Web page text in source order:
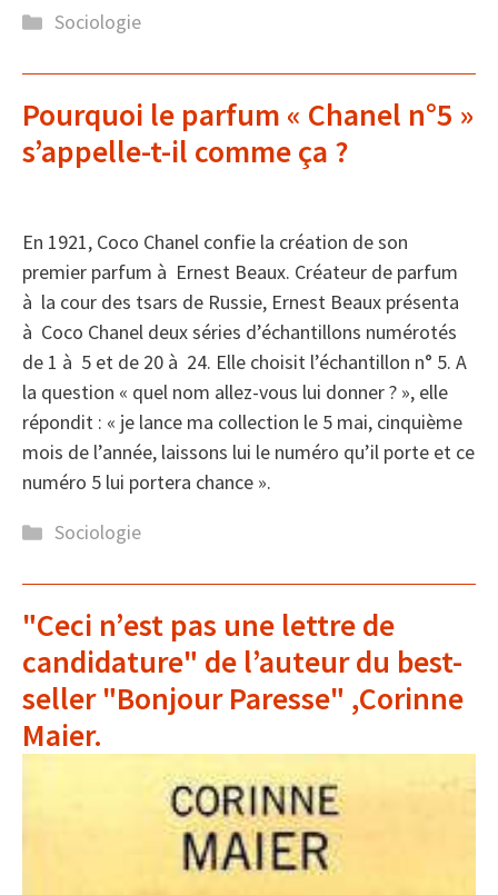
Catégories
Sociologie
Pourquoi le parfum « Chanel n°5 »
s’appelle-t-il comme ça ?
En 1921, Coco Chanel confie la création de son
premier parfum à Ernest Beaux. Créateur de parfum
à la cour des tsars de Russie, Ernest Beaux présenta
à Coco Chanel deux séries d’échantillons numérotés
de 1 à 5 et de 20 à 24. Elle choisit l’échantillon n° 5. A
la question « quel nom allez-vous lui donner ? », elle
répondit : « je lance ma collection le 5 mai, cinquième
mois de l’année, laissons lui le numéro qu’il porte et ce
numéro 5 lui portera chance ».
Catégories
Sociologie
"Ceci n’est pas une lettre de
candidature" de l’auteur du best-
seller "Bonjour Paresse" ,Corinne
Maier.